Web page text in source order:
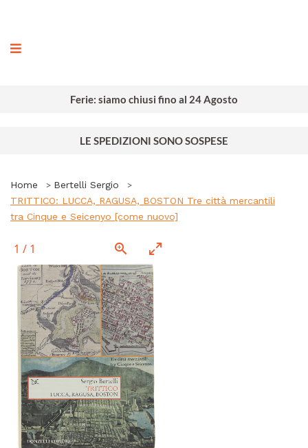
Ferie: siamo chiusi fino al 24 Agosto
LE SPEDIZIONI SONO SOSPESE
Home
Bertelli Sergio
TRITTICO: LUCCA, RAGUSA, BOSTON Tre città mercantili
tra Cinque e Seicenyo [come nuovo]
1 / 1